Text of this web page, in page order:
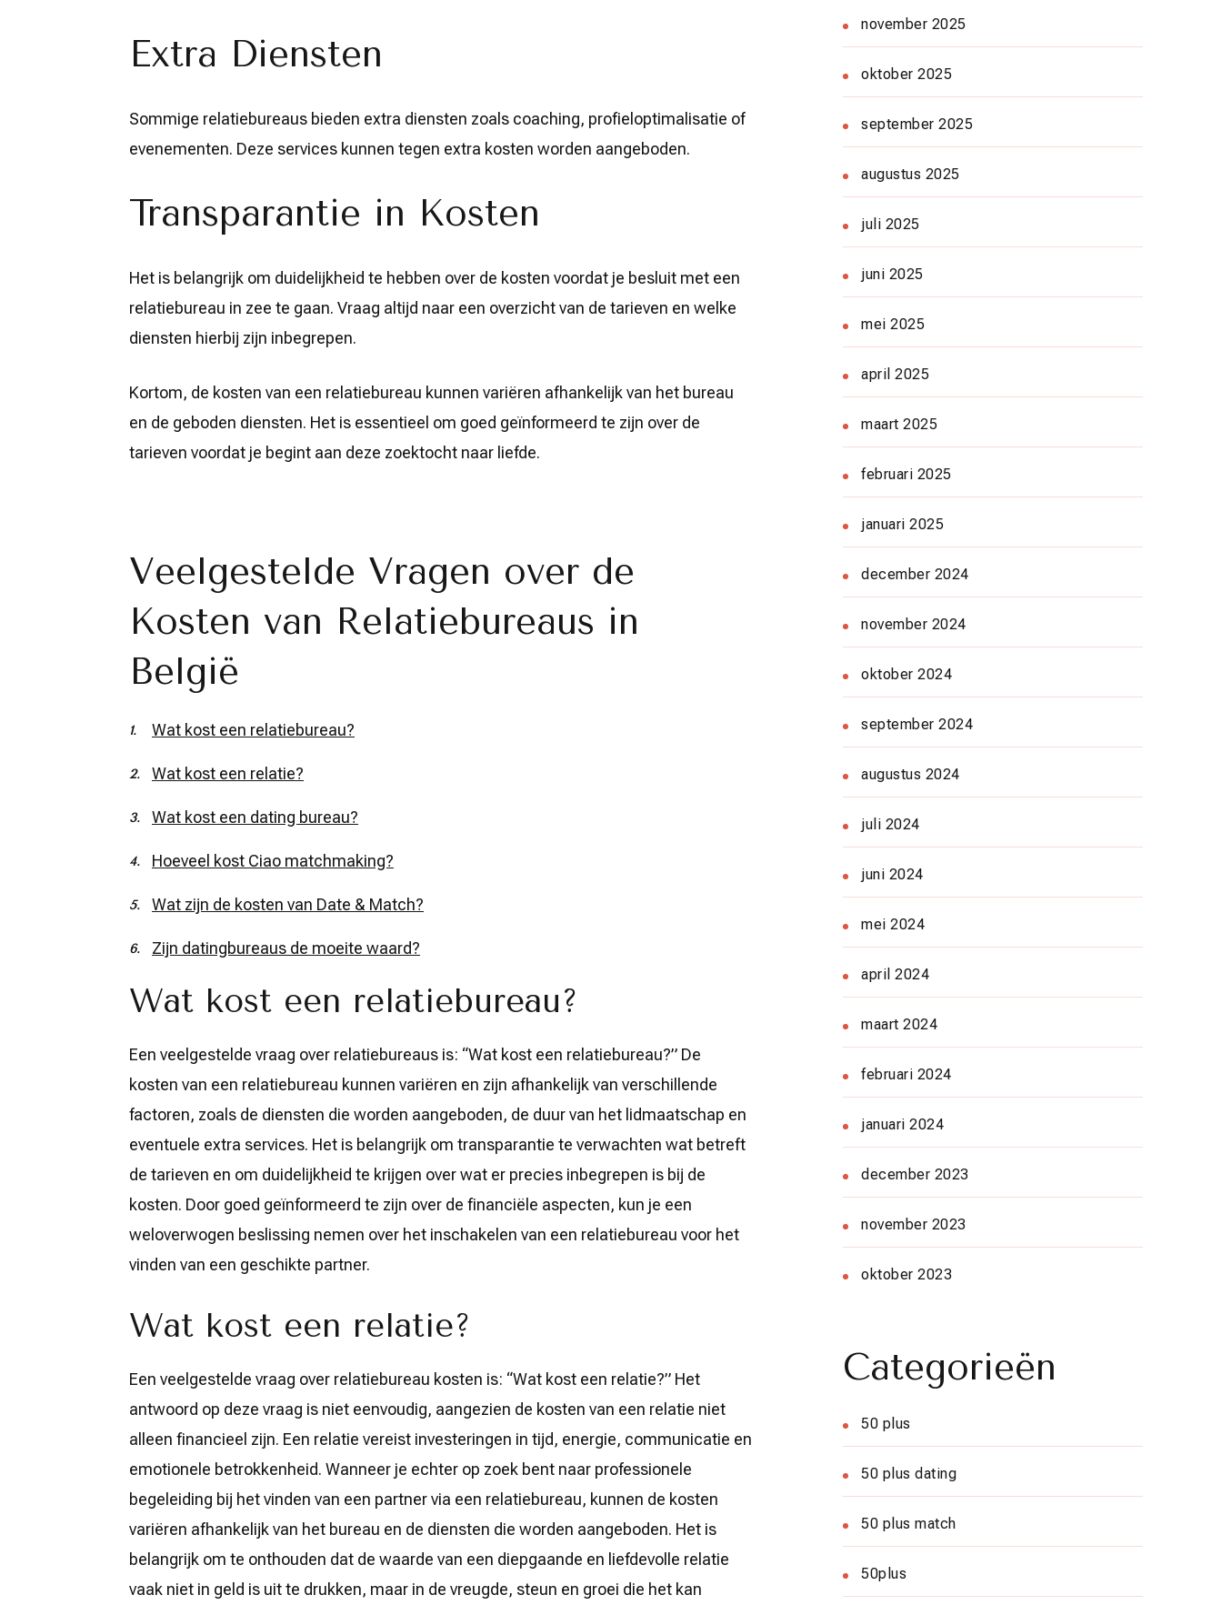
Extra Diensten
Sommige relatiebureaus bieden extra diensten zoals coaching, profieloptimalisatie of
evenementen. Deze services kunnen tegen extra kosten worden aangeboden.
Transparantie in Kosten
Het is belangrijk om duidelijkheid te hebben over de kosten voordat je besluit met een
relatiebureau in zee te gaan. Vraag altijd naar een overzicht van de tarieven en welke
diensten hierbij zijn inbegrepen.
Kortom, de kosten van een relatiebureau kunnen variëren afhankelijk van het bureau
en de geboden diensten. Het is essentieel om goed geïnformeerd te zijn over de
tarieven voordat je begint aan deze zoektocht naar liefde.
Veelgestelde Vragen over de
Kosten van Relatiebureaus in
België
Wat kost een relatiebureau?
Wat kost een relatie?
Wat kost een dating bureau?
Hoeveel kost Ciao matchmaking?
Wat zijn de kosten van Date & Match?
Zijn datingbureaus de moeite waard?
Wat kost een relatiebureau?
Een veelgestelde vraag over relatiebureaus is: “Wat kost een relatiebureau?” De
kosten van een relatiebureau kunnen variëren en zijn afhankelijk van verschillende
factoren, zoals de diensten die worden aangeboden, de duur van het lidmaatschap en
eventuele extra services. Het is belangrijk om transparantie te verwachten wat betreft
de tarieven en om duidelijkheid te krijgen over wat er precies inbegrepen is bij de
kosten. Door goed geïnformeerd te zijn over de financiële aspecten, kun je een
weloverwogen beslissing nemen over het inschakelen van een relatiebureau voor het
vinden van een geschikte partner.
Wat kost een relatie?
Een veelgestelde vraag over relatiebureau kosten is: “Wat kost een relatie?” Het
antwoord op deze vraag is niet eenvoudig, aangezien de kosten van een relatie niet
alleen financieel zijn. Een relatie vereist investeringen in tijd, energie, communicatie en
emotionele betrokkenheid. Wanneer je echter op zoek bent naar professionele
begeleiding bij het vinden van een partner via een relatiebureau, kunnen de kosten
variëren afhankelijk van het bureau en de diensten die worden aangeboden. Het is
belangrijk om te onthouden dat de waarde van een diepgaande en liefdevolle relatie
vaak niet in geld is uit te drukken, maar in de vreugde, steun en groei die het kan
november 2025
oktober 2025
september 2025
augustus 2025
juli 2025
juni 2025
mei 2025
april 2025
maart 2025
februari 2025
januari 2025
december 2024
november 2024
oktober 2024
september 2024
augustus 2024
juli 2024
juni 2024
mei 2024
april 2024
maart 2024
februari 2024
januari 2024
december 2023
november 2023
oktober 2023
Categorieën
50 plus
50 plus dating
50 plus match
50plus